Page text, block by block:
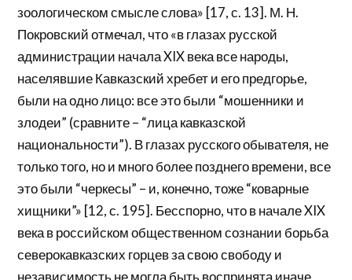
зоологическом смысле слова» [17, с. 13]. М. Н.
Покровский отмечал, что «в глазах русской
администрации начала XIX века все народы,
населявшие Кавказский хребет и его предгорье,
были на одно лицо: все это были “мошенники и
злодеи” (сравните – “лица кавказской
национальности”). В глазах русского обывателя, не
только того, но и много более позднего времени, все
это были “черкесы” – и, конечно, тоже “коварные
хищники”» [12, с. 195]. Бесспорно, что в начале XIX
века в российском общественном сознании борьба
северокавказских горцев за свою свободу и